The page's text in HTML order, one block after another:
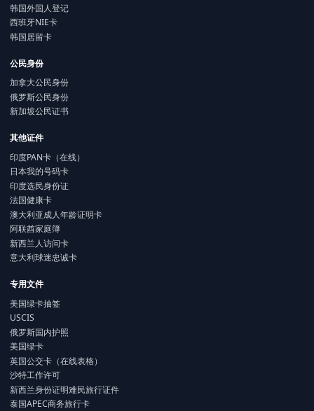
韩国外国人登记
西班牙NIE卡
韩国居留卡
公民身份
加拿大公民身份
俄罗斯公民身份
新加坡公民证书
其他证件
印度PAN卡（在线）
日本我的号码卡
印度选民身份证
法国健康卡
澳大利亚成人年龄证明卡
阿联酋家庭簿
新西兰人访问卡
意大利球迷忠诚卡
专用文件
美国绿卡抽签
USCIS
俄罗斯国内护照
美国绿卡
英国公交卡（在线表格）
沙特工作许可
新西兰身份证明难民旅行证件
泰国APEC商务旅行卡